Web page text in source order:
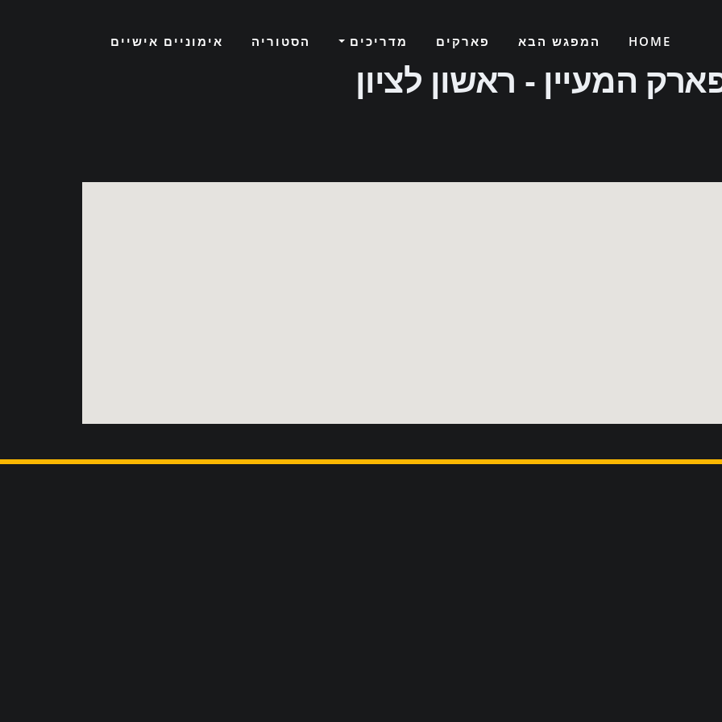
HOME המפגש הבא פארקים מדריכים הסטוריה אימוניים אישיים
המעיין - ראשון לציון